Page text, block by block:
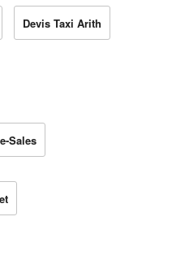
Devis Taxi Arith
Sales